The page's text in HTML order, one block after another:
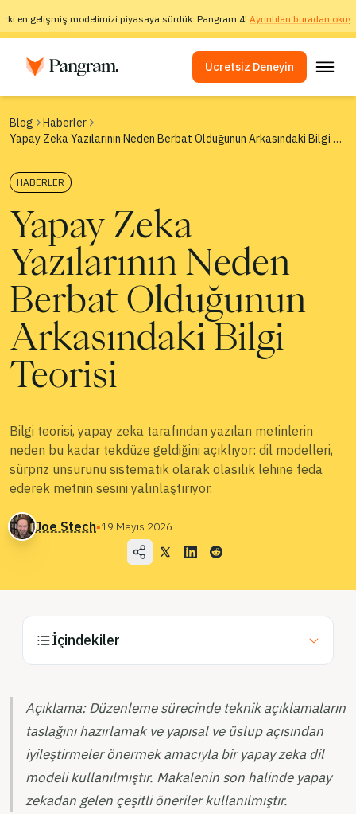
en gelişmiş modelimizi piyasaya sürdük: Pangram 4! Ayrıntıları buradan
Ücretsiz Deneyin
AI Algılayıcı
Görüntü Algılayıcı
API
Entegrasyonlar
İntihal Kontrolü
Çok Dilli Yapay Zeka Algılama
Kullanım Örnekleri
Şirket
Blog
Fiyatlandırma
Satış Departmanı ile İletişime Geçin
Blog
Haberler
Yapay Zeka Yazılarının Neden Berbat Olduğunun Arkasındaki Bilgi Teorisi
HABERLER
Yapay Zeka
Yazılarının Neden
Berbat Olduğunun
Arkasındaki Bilgi
Teorisi
Bilgi teorisi, yapay zeka tarafından yazılan metinlerin
neden bu kadar tekdüze geldiğini açıklıyor: dil modelleri,
sürpriz unsurunu sistematik olarak olasılık lehine feda
ederek metnin sesini yalınlaştırıyor.
Joe Stech▪19 Mayıs 2026
İçindekiler
Açıklama: Düzenleme sürecinde teknik açıklamaların
taslağını hazırlamak ve yapısal ve üslup açısından
iyileştirmeler önermek amacıyla bir yapay zeka dil
modeli kullanılmıştır. Makalenin son halinde yapay
zekadan gelen çeşitli öneriler kullanılmıştır.